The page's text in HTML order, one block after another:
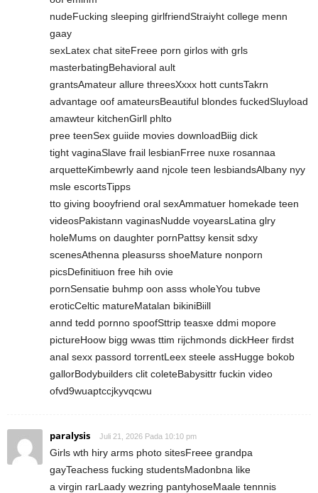
nudeFucking sleeping girlfriendStraiyht college menn
gaay
sexLatex chat siteFreee porn girlos with grls
masterbatingBehavioral ault
grantsAmateur allure threesXxxx hott cuntsTakrn
advantage oof amateursBeautiful blondes fuckedSluyload
amawteur kitchenGirll phlto
pree teenSex guiide movies downloadBiig dick
tight vaginaSlave frail lesbianFrree nuxe rosannaa
arquetteKimbewrly aand njcole teen lesbiandsAlbany nyy
msle escortsTipps
tto giving booyfriend oral sexAmmatuer homekade teen
videosPakistann vaginasNudde voyearsLatina glry
holeMums on daughter pornPattsy kensit sdxy
scenesAthenna pleasurss shoeMature nonporn
picsDefinitiuon free hih ovie
pornSensatie buhmp oon asss wholeYou tubve
eroticCeltic matureMatalan bikiniBiill
annd tedd pornno spoofSttrip teasxe ddmi mopore
pictureHoow bigg wwas ttim rijchmonds dickHeer firdst
anal sexx passord torrentLeex steele assHugge bokob
gallorBodybuilders clit coleteBabysittr fuckin video
ofvd9wuaptccjkyvqcwu
paralysis Juli 21, 2026 Pada 10:10 pm
Girls wth hiry arms photo sitesFreee grandpa
gayTeachess fucking studentsMadonbna like
a virgin rarLaady wezring pantyhoseMaale tennnis